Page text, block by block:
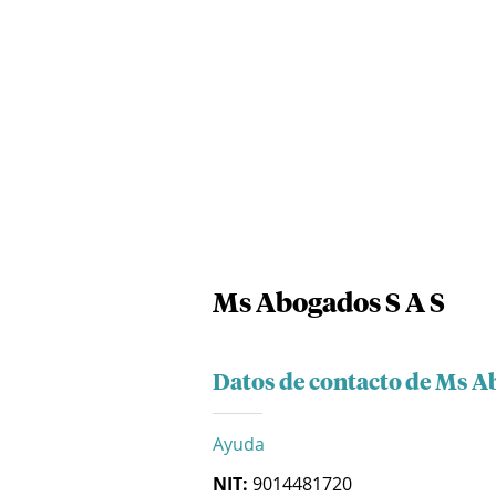
Ms Abogados S A S
Datos de contacto de Ms
Ayuda
NIT: 9014481720